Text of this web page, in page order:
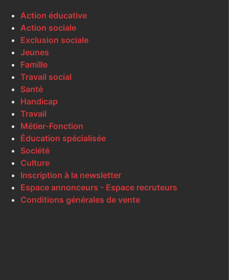
Action éducative
Action sociale
Exclusion sociale
Jeunes
Famille
Travail social
Santé
Handicap
Travail
Métier-Fonction
Éducation spécialisée
Société
Culture
Inscription à la newsletter
Espace annonceurs - Espace recruteurs
Conditions générales de vente